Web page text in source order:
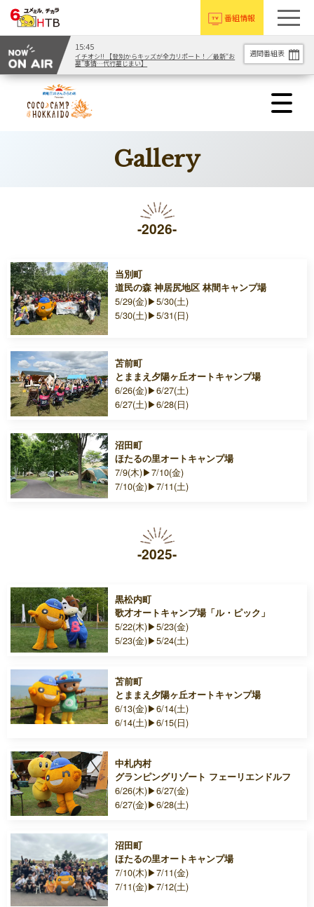
番組情報
15:45
イチオシ!! 【登別からキッズが全力リポート！／最新“お
墓”事情…代行墓じまい】
週間番組表
Gallery
-2026-
当別町
道民の森 神居尻地区 林間キャンプ場
5/29(金)▶5/30(土)
5/30(土)▶5/31(日)
苫前町
とままえ夕陽ヶ丘オートキャンプ場
6/26(金)▶6/27(土)
6/27(土)▶6/28(日)
沼田町
ほたるの里オートキャンプ場
7/9(木)▶7/10(金)
7/10(金)▶7/11(土)
-2025-
黒松内町
歌才オートキャンプ場「ル・ピック」
5/22(木)▶5/23(金)
5/23(金)▶5/24(土)
苫前町
とままえ夕陽ヶ丘オートキャンプ場
6/13(金)▶6/14(土)
6/14(土)▶6/15(日)
中札内村
グランピングリゾート フェーリエンドルフ
6/26(木)▶6/27(金)
6/27(金)▶6/28(土)
沼田町
ほたるの里オートキャンプ場
7/10(木)▶7/11(金)
7/11(金)▶7/12(土)